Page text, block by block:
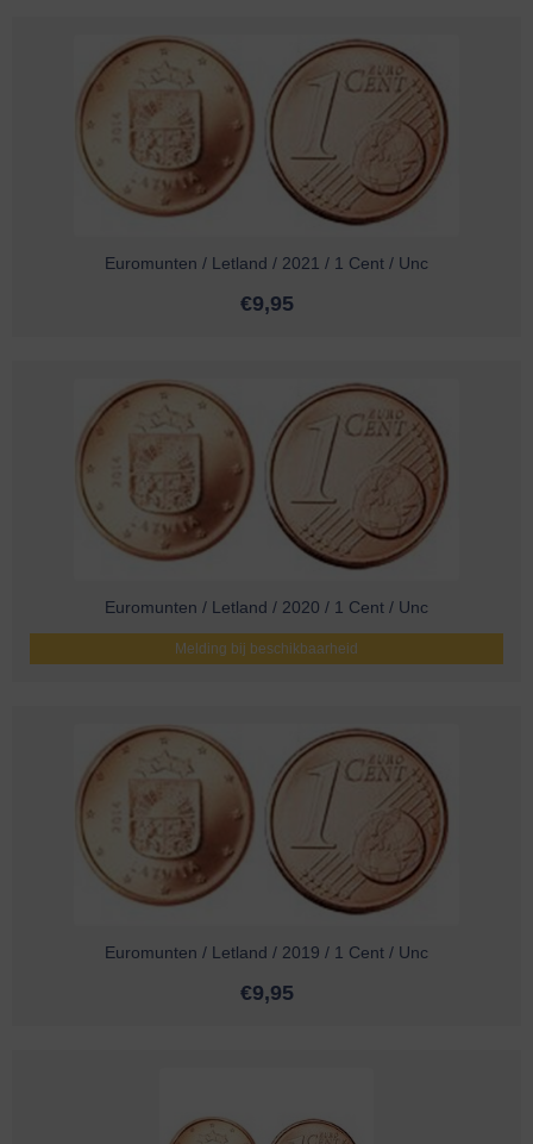
Euromunten / Letland / 2021 / 1 Cent / Unc
€9,95
Euromunten / Letland / 2020 / 1 Cent / Unc
Melding bij beschikbaarheid
Euromunten / Letland / 2019 / 1 Cent / Unc
€9,95